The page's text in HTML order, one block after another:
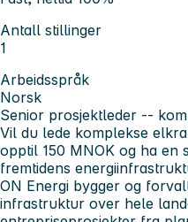
Antall stillinger
1
Arbeidsspråk
Norsk
Senior prosjektleder --
Vil du lede komplekse
opptil 150 MNOK og ha
fremtidens
ON Energi bygger og
infrastruktur over hele